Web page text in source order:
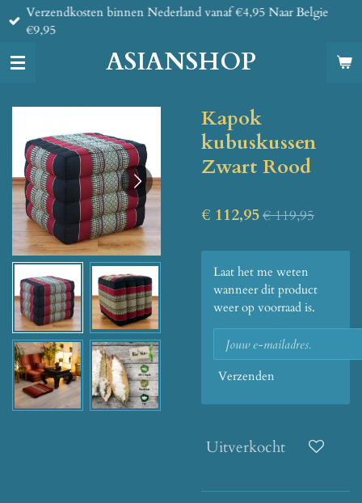
Ga
direct
de
ASIANSHOP
Verzendkosten binnen Nederland vanaf €4,95 Naar Belgie
€9,95
Kapok
kubuskussen
Zwart Rood
€ 112,95€ 119,95
Laat het me weten
wanneer dit product
weer op voorraad is.
Verzenden
Uitverkocht